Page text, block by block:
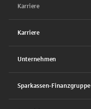
Karriere
Karriere
Unternehmen
Sparkassen-Finanzgruppe